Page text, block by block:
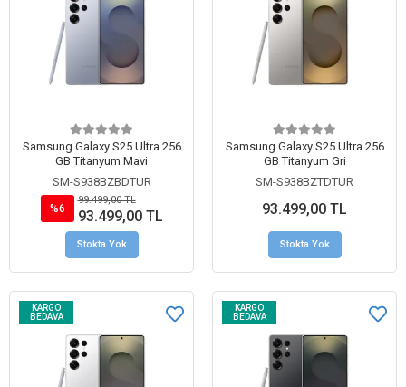
Samsung Galaxy S25 Ultra 256
GB Titanyum Mavi
SM-S938BZBDTUR
%6
99.499,00 TL
93.499,00 TL
Stokta Yok
Samsung Galaxy S25 Ultra 256
GB Titanyum Gri
SM-S938BZTDTUR
93.499,00 TL
Stokta Yok
KARGO
BEDAVA
KARGO
BEDAVA